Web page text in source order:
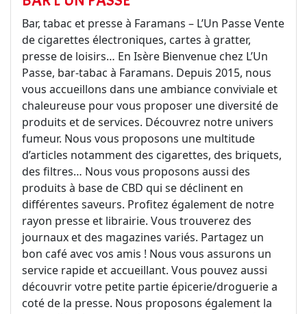
Bar, tabac et presse à Faramans – L’Un Passe Vente
de cigarettes électroniques, cartes à gratter,
presse de loisirs… En Isère Bienvenue chez L’Un
Passe, bar-tabac à Faramans. Depuis 2015, nous
vous accueillons dans une ambiance conviviale et
chaleureuse pour vous proposer une diversité de
produits et de services. Découvrez notre univers
fumeur. Nous vous proposons une multitude
d’articles notamment des cigarettes, des briquets,
des filtres… Nous vous proposons aussi des
produits à base de CBD qui se déclinent en
différentes saveurs. Profitez également de notre
rayon presse et librairie. Vous trouverez des
journaux et des magazines variés. Partagez un
bon café avec vos amis ! Nous vous assurons un
service rapide et accueillant. Vous pouvez aussi
découvrir votre petite partie épicerie/droguerie a
coté de la presse. Nous proposons également la